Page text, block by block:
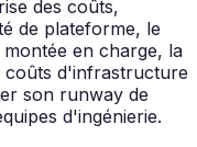
des coûts,
de plateforme, le
en charge, la
coûts d'infrastructure
son runway de
d'ingénierie.